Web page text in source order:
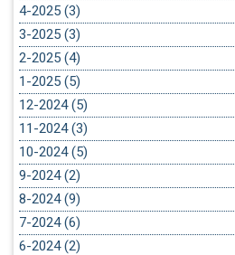
4-2025 (3)
3-2025 (3)
2-2025 (4)
1-2025 (5)
12-2024 (5)
11-2024 (3)
10-2024 (5)
9-2024 (2)
8-2024 (9)
7-2024 (6)
6-2024 (2)